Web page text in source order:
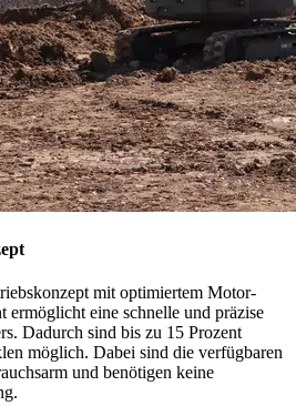
mit optimiertem Motor-
ermöglicht eine schnelle und präzise
Dadurch sind bis zu 15 Prozent
möglich. Dabei sind die verfügbaren
und benötigen keine